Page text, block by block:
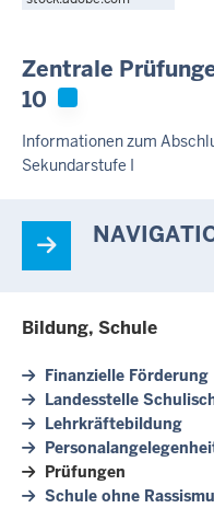
Zentrale
10
Informationen zum
Sekundarstufe I
Bildung, Schule
Finanzielle Förderung
Landesstelle
Lehrkräftebildung
Prüfungen
Schule ohne